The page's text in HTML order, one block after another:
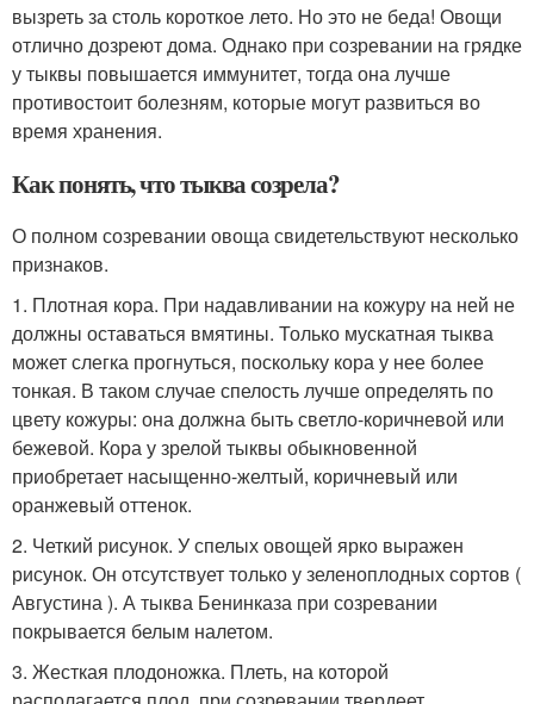
вызреть за столь короткое лето. Но это не беда! Овощи
отлично дозреют дома. Однако при созревании на грядке
у тыквы повышается иммунитет, тогда она лучше
противостоит болезням, которые могут развиться во
время хранения.
Как понять, что тыква созрела?
О полном созревании овоща свидетельствуют несколько
признаков.
1. Плотная кора. При надавливании на кожуру на ней не
должны оставаться вмятины. Только мускатная тыква
может слегка прогнуться, поскольку кора у нее более
тонкая. В таком случае спелость лучше определять по
цвету кожуры: она должна быть светло-коричневой или
бежевой. Кора у зрелой тыквы обыкновенной
приобретает насыщенно-желтый, коричневый или
оранжевый оттенок.
2. Четкий рисунок. У спелых овощей ярко выражен
рисунок. Он отсутствует только у зеленоплодных сортов (
Августина ). А тыква Бенинказа при созревании
покрывается белым налетом.
3. Жесткая плодоножка. Плеть, на которой